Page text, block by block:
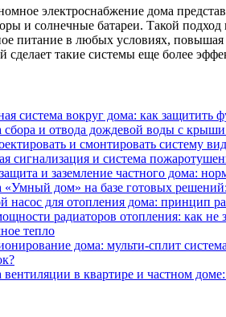
электроснабжение дома
и солнечные батареи. Такой подход
питание в любых условиях,
сделает такие системы еще более
система вокруг дома: как защитить
сбора и отвода дождевой воды с
и смонтировать систему
сигнализация и система
и заземление частного дома:
«Умный дом» на базе готовых
насос для отопления дома: принцип
радиаторов отопления: как не
тепло
дома: мульти-сплит
вентиляции в квартире и частном